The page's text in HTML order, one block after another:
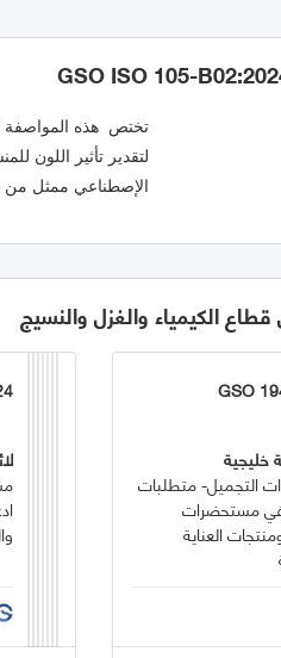
الإصطناعي ممثل من
قطاع الكيمياء والغزل والنسيج
GSO
خليجية
التجميل- متطلبات
مستحضرات
العناية